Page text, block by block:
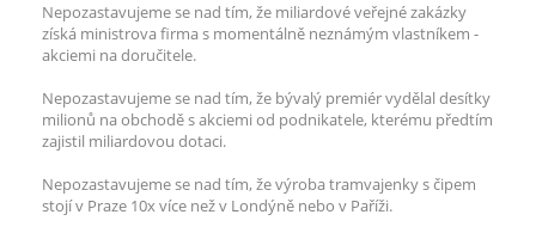
Nepozastavujeme se nad tím, že miliardové veřejné zakázky
získá ministrova firma s momentálně neznámým vlastníkem -
akciemi na doručitele.
Nepozastavujeme se nad tím, že bývalý premiér vydělal desítky
milionů na obchodě s akciemi od podnikatele, kterému předtím
zajistil miliardovou dotaci.
Nepozastavujeme se nad tím, že výroba tramvajenky s čipem
stojí v Praze 10x více než v Londýně nebo v Paříži.